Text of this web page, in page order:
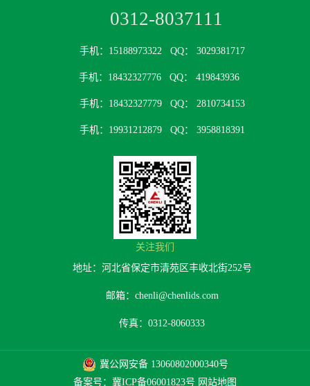
0312-8037111
手机：15188973322 QQ： 3029381717
手机：18432327776 QQ： 419843936
手机：18432327779QQ： 2810734153
手机：19931212879 QQ： 3958818391
关注我们
地址：河北省保定市清苑区丰收北街252号
邮箱：chenli@chenlids.com
传真：0312-8060333
冀公网安备 13060802000340号
备案号：冀ICP备06001823号 网站地图